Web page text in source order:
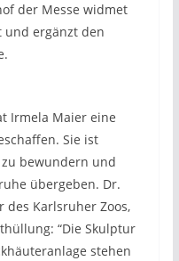
der Messe widmet
und ergänzt den
Irmela Maier eine
Sie ist
bewundern und
übergeben. Dr.
des Karlsruher Zoos,
“Die Skulptur
stehen